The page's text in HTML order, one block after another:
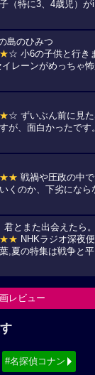
（特に3、4歳児）が
島のひみつ
☆ 小6の子供と行き
イレーンがめっちゃ
☆ ずいぶん前に見た
が、面白かったです
戦禍や圧政の中で
くのか、下劣になら
とまた出会えたら。
NHKラジオ深夜
,夏の特集は戦争と
レビュー
#名探偵コナン